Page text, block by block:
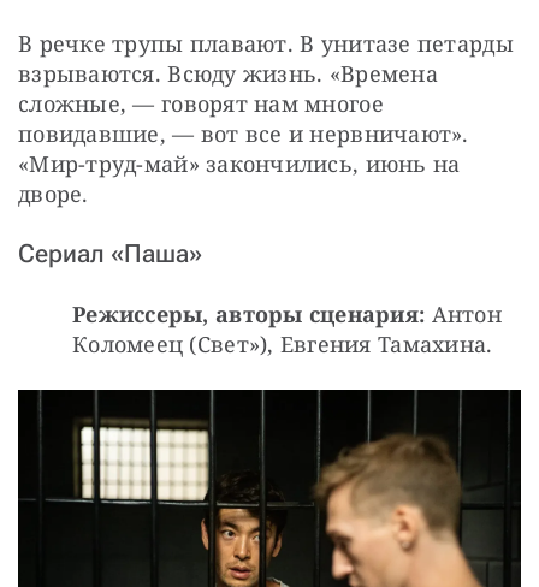
В речке трупы плавают. В унитазе петарды
взрываются. Всюду жизнь. «Времена
сложные, — говорят нам многое
повидавшие, — вот все и нервничают».
«Мир-труд-май» закончились, июнь на
дворе.
Сериал «Паша»
Режиссеры, авторы сценария: Антон
Коломеец (Свет»), Евгения Тамахина.